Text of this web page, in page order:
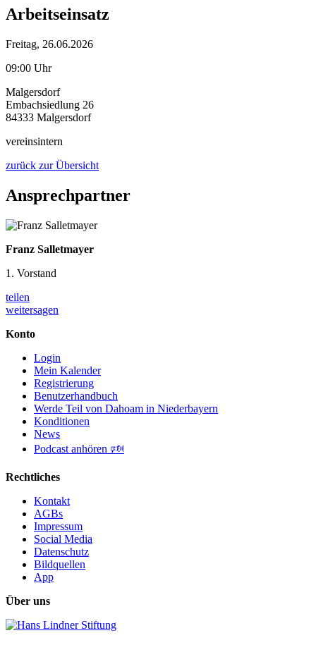
Arbeitseinsatz
Freitag, 26.06.2026
09:00 Uhr
Malgersdorf
Embachsiedlung 26
84333 Malgersdorf
vereinsintern
zurück zur Übersicht
Ansprechpartner
Franz Salletmayer
1. Vorstand
teilen
weitersagen
Konto
Login
Mein Kalender
Registrierung
Benutzerhandbuch
Werde Teil von Dahoam in Niederbayern
Konditionen
News
Podcast anhören 🕬
Rechtliches
Kontakt
AGBs
Impressum
Social Media
Datenschutz
Bildquellen
App
Über uns